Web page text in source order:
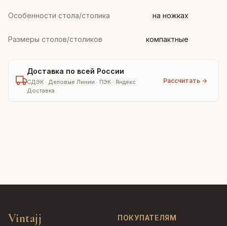
Особенности стола/столика на ножках
Размеры столов/столиков компактные
Доставка по всей России
СДЭК · Деловые Линии · ПЭК · Яндекс
Доставка
Рассчитать →
Vintajj ПОКУПАТЕЛЯМ